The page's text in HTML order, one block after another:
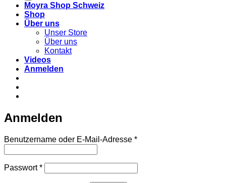
Moyra Shop Schweiz
Shop
Über uns
Unser Store
Über uns
Kontakt
Videos
Anmelden
Anmelden
Benutzername oder E-Mail-Adresse *Erforderlich
Passwort*Erforderlich